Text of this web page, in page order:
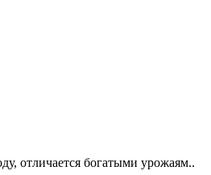
отличается богатыми урожаям..